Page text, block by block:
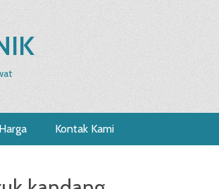
Harga Kontak Kami